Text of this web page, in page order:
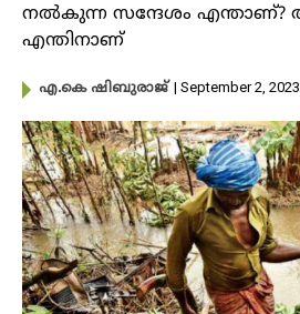
നല്‍കുന്ന സന്ദേശം
എന്തിനാണ്
എ.കെ ഷിബുരാജ് | September 2, 2023